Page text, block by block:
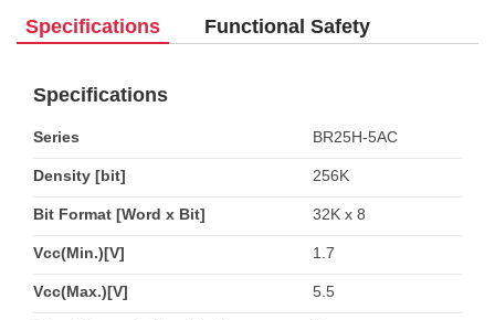
Specifications Functional Safety
Specifications
Series BR25H-5AC
Density [bit] 256K
Bit Format [Word x Bit] 32K x 8
Vcc(Min.)[V] 1.7
Vcc(Max.)[V] 5.5